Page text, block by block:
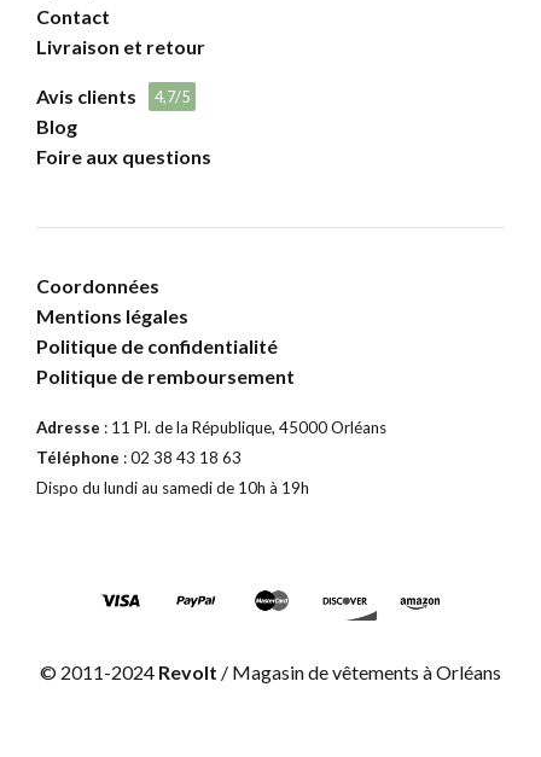
Contact
Livraison et retour
Avis clients 4,7/5
Blog
Foire aux questions
Coordonnées
Mentions légales
Politique de confidentialité
Politique de remboursement
Adresse : 11 Pl. de la République, 45000 Orléans
Téléphone : 02 38 43 18 63
Dispo du lundi au samedi de 10h à 19h
© 2011-2024 Revolt / Magasin de vêtements à Orléans